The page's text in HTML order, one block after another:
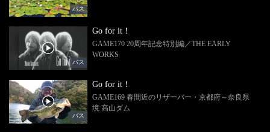
バス
バス
Go for it！
GAME170 20周年記念特別編／THE EARLY
WORKS
バス
Go for it！
GAME169 春間近のリザーバー・京都府～奈良県
境 高山ダム